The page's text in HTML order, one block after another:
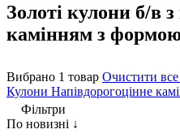
Золоті кулони б/в
камінням з
Вибрано 1 товар Очистити все
Кулони Напівдорогоцінне
Фільтри
По новизні ↓